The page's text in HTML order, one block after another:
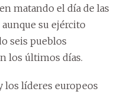
matando el día de las
su ejército
seis pueblos
los últimos días.
los líderes europeos